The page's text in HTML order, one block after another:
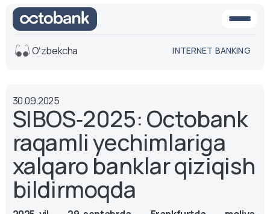
O'rta
versiya
Oq-qora
versiya
Ovoz
Matn o'lchami
Aa -
Aa
Aa +
Oʻzbekcha INTERNET BANKING
30.09.2025
SIBOS‑2025: Octobank
raqamli yechimlariga
xalqaro banklar qiziqish
bildirmoqda